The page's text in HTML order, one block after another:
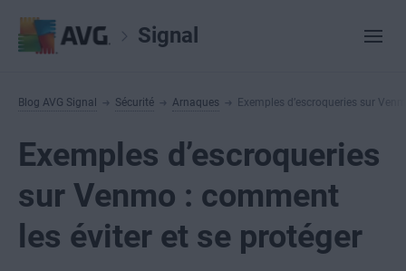
Signal
Blog AVG Signal Sécurité Arnaques Exemples d’escroqueries sur
Exemples d’escroqueries
sur Venmo : comment
les éviter et se protéger